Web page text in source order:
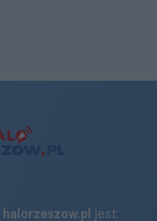
halorzeszow.pl jest: